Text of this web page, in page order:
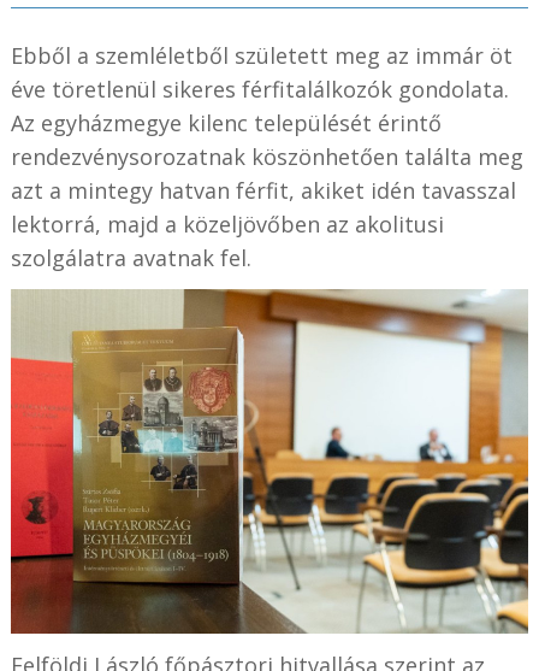
Ebből a szemléletből született meg az immár öt
éve töretlenül sikeres férfitalálkozók gondolata.
Az egyházmegye kilenc települését érintő
rendezvénysorozatnak köszönhetően találta meg
azt a mintegy hatvan férfit, akiket idén tavasszal
lektorrá, majd a közeljövőben az akolitusi
szolgálatra avatnak fel.
Felföldi László főpásztori hitvallása szerint az